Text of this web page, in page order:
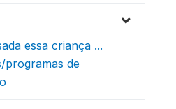
essa criança ...
programas de